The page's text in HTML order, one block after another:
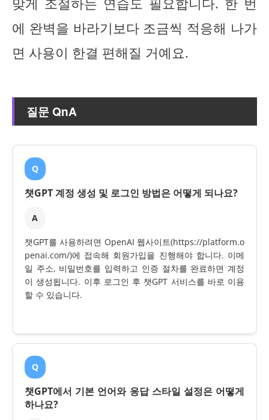
에 완벽을 바라기보다 조금씩 적응해 나가
면 사용이 한결 편해질 거예요.
질문 QnA
Q
챗GPT 계정 생성 및 로그인 방법은 어떻게 되나요?
A
챗GPT를 사용하려면 OpenAI 웹사이트(https://platform.o
penai.com/)에 접속해 회원가입을 진행해야 합니다. 이메
일 주소, 비밀번호를 입력하고 인증 절차를 완료하면 계정
이 생성됩니다. 이후 로그인 후 챗GPT 서비스를 바로 이용
할 수 있습니다.
Q
챗GPT에서 기본 언어와 응답 스타일 설정은 어떻게
하나요?